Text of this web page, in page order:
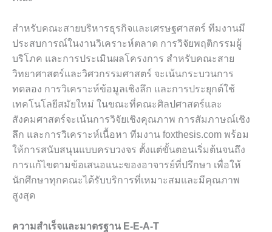
สำหรับคณะสายบริหารธุรกิจและเศรษฐศาสตร์ ทีมงานมี
ประสบการณ์ในงานวิเคราะห์ตลาด การวิจัยพฤติกรรมผู้
บริโภค และการประเมินผลโครงการ สำหรับคณะสาย
วิทยาศาสตร์และวิศวกรรมศาสตร์ จะเน้นกระบวนการ
ทดลอง การวิเคราะห์ข้อมูลเชิงลึก และการประยุกต์ใช้
เทคโนโลยีสมัยใหม่ ในขณะที่คณะศิลปศาสตร์และ
สังคมศาสตร์จะเน้นการวิจัยเชิงคุณภาพ การสัมภาษณ์เชิง
ลึก และการวิเคราะห์เนื้อหา ทีมงาน foxthesis.com พร้อม
ให้การสนับสนุนแบบครบวงจร ตั้งแต่ขั้นตอนเริ่มต้นจนถึง
การแก้ไขตามข้อเสนอแนะของอาจารย์ที่ปรึกษา เพื่อให้
นักศึกษาทุกคณะได้รับบริการที่เหมาะสมและมีคุณภาพ
สูงสุด
ความสำเร็จและมาตรฐาน E-E-A-T